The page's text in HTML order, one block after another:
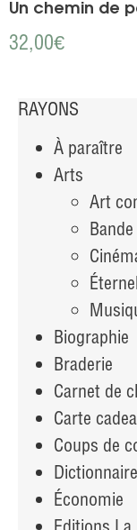
Un chemin de
32,00€
RAYONS
À paraître
Arts
Art
Biographie
Braderie
Carnet de
Carte
Coups de
Économie